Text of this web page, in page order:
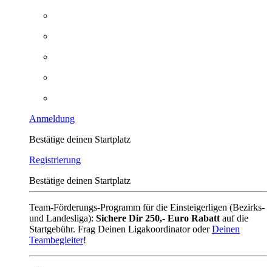
Anmeldung
Bestätige deinen Startplatz
Registrierung
Bestätige deinen Startplatz
Team-Förderungs-Programm für die Einsteigerligen (Bezirks-
und Landesliga): Sichere Dir 250,- Euro Rabatt auf die
Startgebühr. Frag Deinen Ligakoordinator oderDeinen
Teambegleiter!